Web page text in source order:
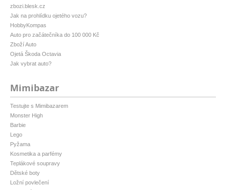
zbozi.blesk.cz
Jak na prohlídku ojetého vozu?
HobbyKompas
Auto pro začátečníka do 100 000 Kč
Zboží Auto
Ojetá Škoda Octavia
Jak vybrat auto?
Mimibazar
Testujte s Mimibazarem
Monster High
Barbie
Lego
Pyžama
Kosmetika a parfémy
Teplákové soupravy
Dětské boty
Ložní povlečení